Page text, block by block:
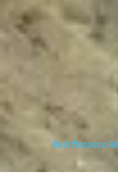
Real Morocco